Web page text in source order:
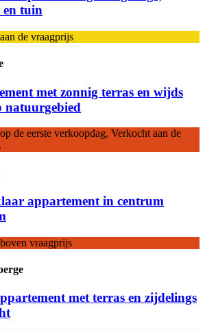
tuin
de vraagprijs
met zonnig terras en wijds
natuurgebied
de eerste verkoopdag, Verkocht aan de
appartement in centrum
vraagprijs
met terras en zijdelings